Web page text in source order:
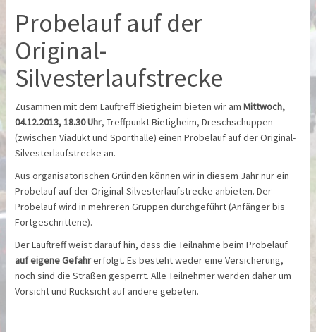
Probelauf auf der
Original-
Silvesterlaufstrecke
Zusammen mit dem Lauftreff Bietigheim bieten wir amMittwoch,
04.12.2013, 18.30 Uhr, Treffpunkt Bietigheim, Dreschschuppen
(zwischen Viadukt und Sporthalle) einen Probelauf auf der Original-
Silvesterlaufstrecke an.
Aus organisatorischen Gründen können wir in diesem Jahr nur ein
Probelauf auf der Original-Silvesterlaufstrecke anbieten. Der
Probelauf wird in mehreren Gruppen durchgeführt (Anfänger bis
Fortgeschrittene).
Der Lauftreff weist darauf hin, dass die Teilnahme beim Probelauf
auf eigene Gefahrerfolgt. Es besteht weder eine Versicherung,
noch sind die Straßen gesperrt. Alle Teilnehmer werden daher um
Vorsicht und Rücksicht auf andere gebeten.